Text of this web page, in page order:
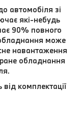
автомобіля зі
які-небудь
90% повного
може
навантаження
обладнання
комплектації